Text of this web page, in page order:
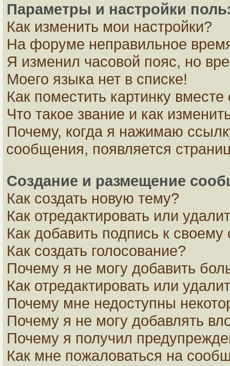
Параметры и настройки
Как изменить мои настройки?
На форуме неправильное
Я изменил часовой пояс, но
Моего языка нет в списке!
Как поместить картинку
Что такое звание и как
Почему, когда я нажимаю
сообщения, появляется
Создание и размещение
Как создать новую тему?
Как отредактировать или
Как добавить подпись к
Как создать голосование?
Почему я не могу добавить
Как отредактировать или
Почему мне недоступны
Почему я не могу добавлять
Почему я получил
Как мне пожаловаться на